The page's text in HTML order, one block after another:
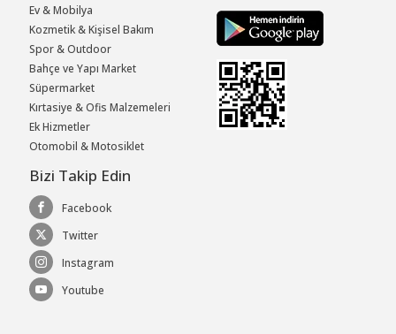
Ev & Mobilya
Kozmetik & Kişisel Bakım
Spor & Outdoor
Bahçe ve Yapı Market
Süpermarket
Kırtasiye & Ofis Malzemeleri
Ek Hizmetler
Otomobil & Motosiklet
Bizi Takip Edin
Facebook
Twitter
Instagram
Youtube